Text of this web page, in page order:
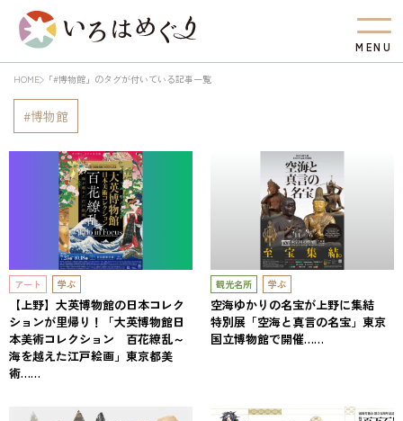
M EN U
HOME 「#博物館」のタグが付いている記事一覧
博物館
アート 学ぶ
【上野】大英博物館の日本コレク
ションが里帰り！「大英博物館日
本美術コレクション 百花繚乱～
海を越えた江戸絵画」東京都美
術……
観光名所 学ぶ
空海ゆかりの名宝が上野に集結
特別展「空海と真言の名宝」東京
国立博物館で開催……